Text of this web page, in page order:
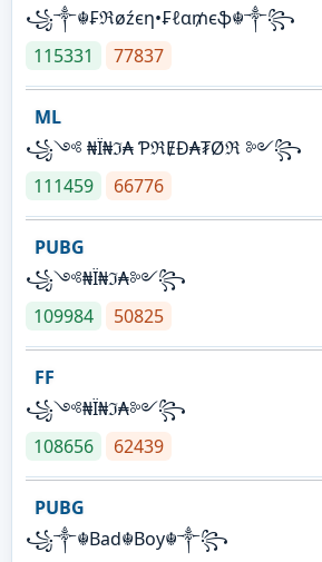
꧁༒☬₣ℜøźєη•₣ℓα₥єֆ☬༒꧂
115331
77837
ML
꧁༺ ₦Ї₦ℑ₳ ƤℜɆĐ₳₮Øℜ ༻꧂
111459
66776
PUBG
꧁༺₦Ї₦ℑ₳༻꧂
109984
50825
FF
꧁༺₦Ї₦ℑ₳༻꧂
108656
62439
PUBG
꧁༒☬Bad☬Boy☬༒꧂